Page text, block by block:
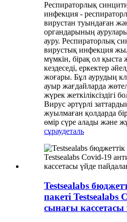
Респираторлық
инфекция -
вирустан туындаған
органдарының
ауру. Респираторлық
вирустық инфекция
мүмкін, бірақ ол қыста
кездеседі, еркектер
жоғары. Бұл аурудың
ауыр жағдайларда
жүрек жеткіліксіздігі
Вирус әртүрлі
жуылмаған қолдарда
өмір сүре алады және
сұраудеталь
Testsealabs
пакеті Testsealabs
сынағы кассетасы